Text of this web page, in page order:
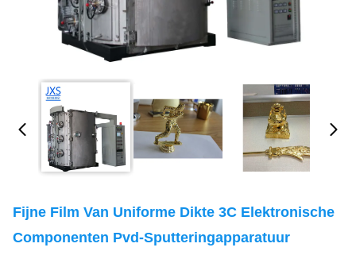
Fijne Film Van Uniforme Dikte 3C Elektronische
Componenten Pvd-Sputteringapparatuur